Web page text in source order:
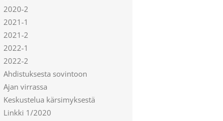
2020-2
2021-1
2021-2
2022-1
2022-2
Ahdistuksesta sovintoon
Ajan virrassa
Keskustelua kärsimyksestä
Linkki 1/2020